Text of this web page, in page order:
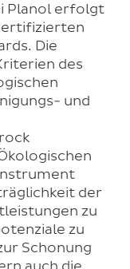
Planol erfolgt
Die
des
und
der
zu
zu
Schonung